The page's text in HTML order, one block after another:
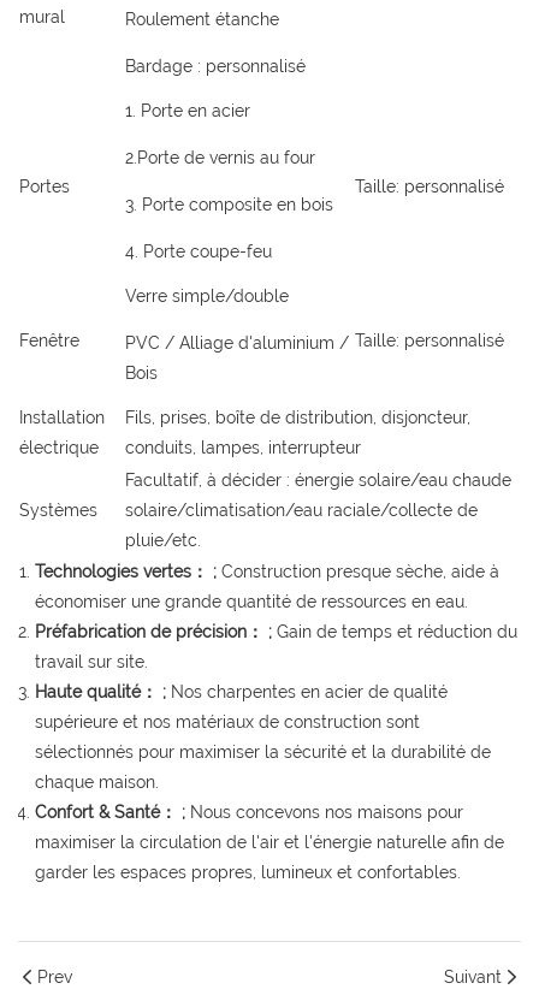
mural
Roulement étanche
Bardage : personnalisé
Portes
1. Porte en acier
2.Porte de vernis au four
3. Porte composite en bois
4. Porte coupe-feu
Taille: personnalisé
Fenêtre
Verre simple/double
PVC / Alliage d'aluminium /
Bois
Taille: personnalisé
Installation
électrique
Fils, prises, boîte de distribution, disjoncteur,
conduits, lampes, interrupteur
Systèmes
Facultatif, à décider : énergie solaire/eau chaude
solaire/climatisation/eau raciale/collecte de
pluie/etc.
Technologies vertes： ; Construction presque sèche, aide à
économiser une grande quantité de ressources en eau.
Préfabrication de précision： ; Gain de temps et réduction du
travail sur site.
Haute qualité： ; Nos charpentes en acier de qualité
supérieure et nos matériaux de construction sont
sélectionnés pour maximiser la sécurité et la durabilité de
chaque maison.
Confort & Santé： ; Nous concevons nos maisons pour
maximiser la circulation de l'air et l'énergie naturelle afin de
garder les espaces propres, lumineux et confortables.
Prev Suivant